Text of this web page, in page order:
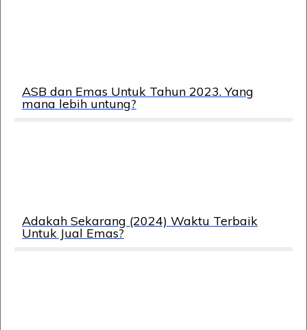
ASB dan Emas Untuk Tahun 2023. Yang
mana lebih untung?
Adakah Sekarang (2024) Waktu Terbaik
Untuk Jual Emas?